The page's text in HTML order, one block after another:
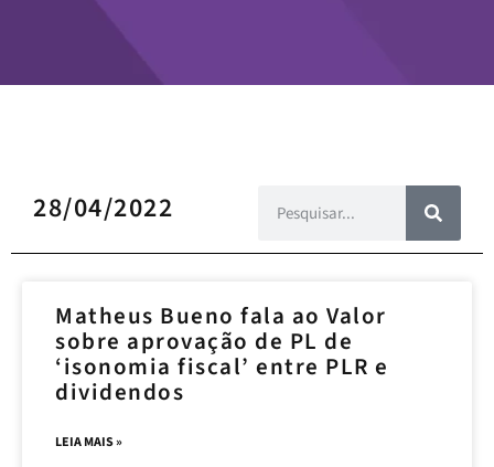
28/04/2022
Matheus Bueno fala ao Valor
sobre aprovação de PL de
‘isonomia fiscal’ entre PLR e
dividendos
LEIA MAIS »